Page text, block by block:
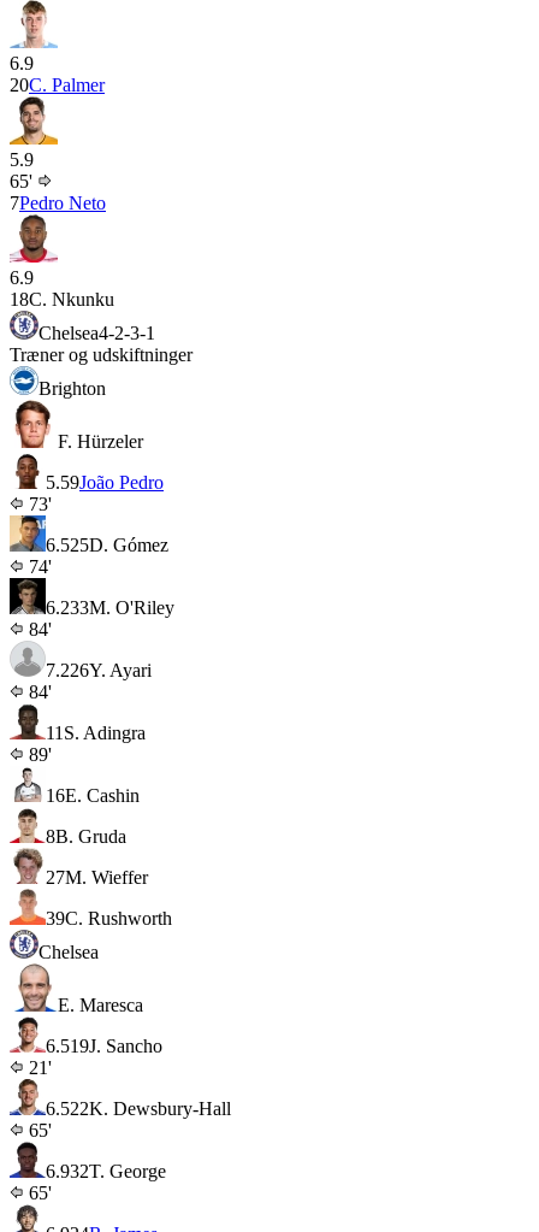
6.9
20C. Palmer
5.9
65'
7Pedro Neto
6.9
18C. Nkunku
Chelsea4-2-3-1
Træner og udskiftninger
Brighton
F. Hürzeler
5.59João Pedro
73'
6.525D. Gómez
74'
6.233M. O'Riley
84'
7.226Y. Ayari
84'
11 S. Adingra
89'
16E. Cashin
8B. Gruda
27M. Wieffer
39C. Rushworth
Chelsea
E. Maresca
6.519J. Sancho
21'
6.522K. Dewsbury-Hall
65'
6.932T. George
65'